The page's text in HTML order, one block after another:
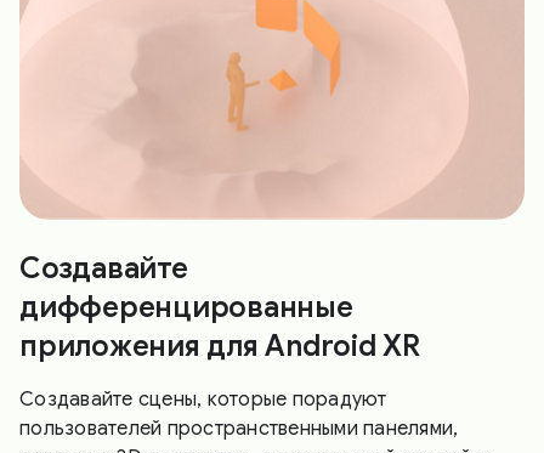
Создавайте
дифференцированные
приложения для Android XR
Создавайте сцены, которые порадуют
пользователей пространственными панелями,